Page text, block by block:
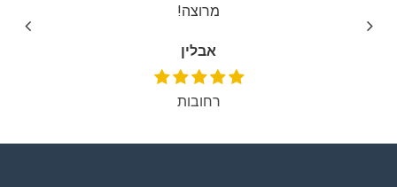
מרוצה!
אבלין
רחובות